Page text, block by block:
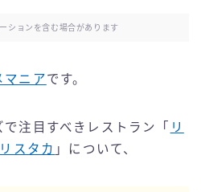
ションを含む場合があります
マニアです。
注目すべきレストラン「 リ
スタカ 」について、